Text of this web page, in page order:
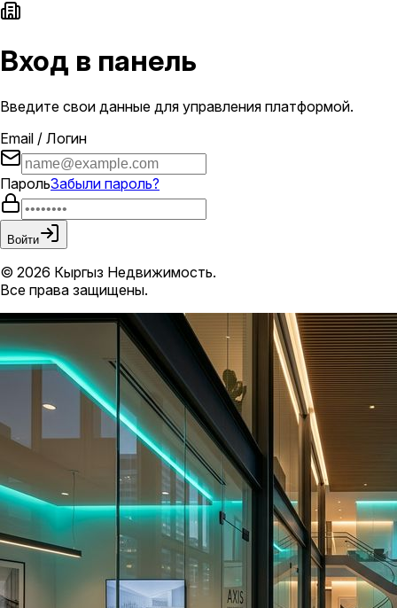
Вход в панель
Введите свои данные для управления платформой.
Email / Логин
ПарольЗабыли пароль?
Войти
© 2026 Кыргыз Недвижимость.
Все права защищены.